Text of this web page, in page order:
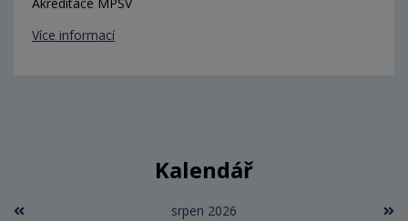
Více informací
Kalendář
srpen 2026